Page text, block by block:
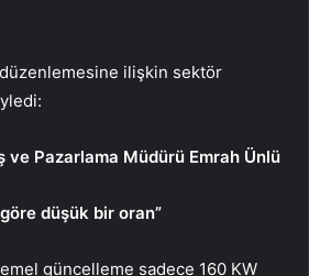
ilişkin sektör
ve Pazarlama Müdürü Emrah Ünlü
düşük bir oran”
güncelleme sadece 160 KW